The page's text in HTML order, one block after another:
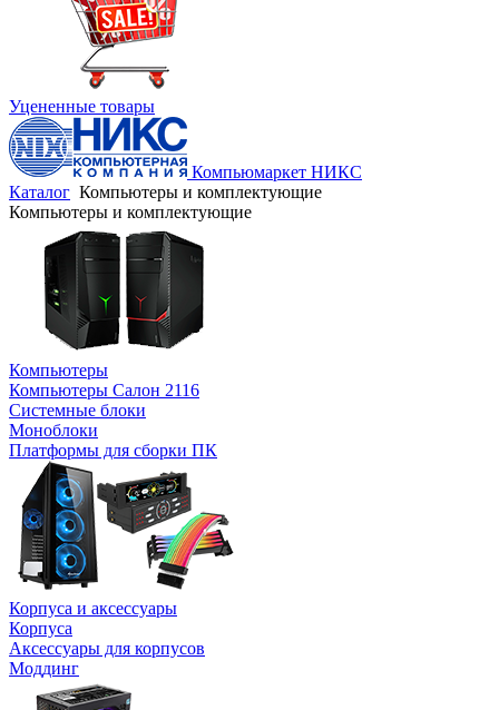
Уцененные товары
Компьюмаркет НИКС
Каталог Компьютеры и комплектующие
Компьютеры и комплектующие
Компьютеры
Компьютеры Салон 2116
Системные блоки
Моноблоки
Платформы для сборки ПК
Корпуса и аксессуары
Корпуса
Аксессуары для корпусов
Моддинг